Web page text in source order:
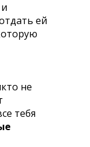
ей
не
тебя